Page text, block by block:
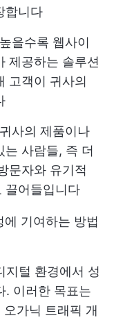
합니다
을수록 웹사이
제공하는 솔루션
고객이 귀사의
사의 제품이나
는 사람들, 즉 더
문자와 유기적
끌어들입니다
기여하는 방법
지털 환경에서 성
. 이러한 목표는
가닉 트래픽 개